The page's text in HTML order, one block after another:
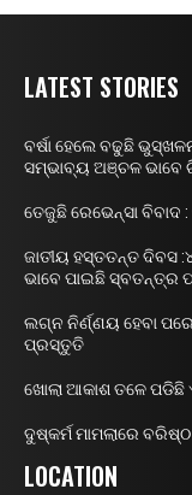
LATEST STORIES
ବର୍ଷା ହେଲେ ବଢୁଛି
ସମ୍ଭାବ୍ୟ ଅଞ୍ଚଳ ଭାବେ
ତେଜୁଛି ରେଭେନ୍ସା
ଜାତୀୟ ହସ୍ତତନ୍ତ ଦିବସ
ଭାବେ ପାଇଛି ସ୍ବତନ୍ତ୍ର
ଲଗ୍ନ ନିର୍ଣ୍ଣୟ ହେବା
ପ୍ରସ୍ତୁତି
ଖୋଲା ଆକାଶ ତଳେ ପଡିଛି
ଦୁଷ୍କର୍ମ ମାମଲାରେ
LOCATION